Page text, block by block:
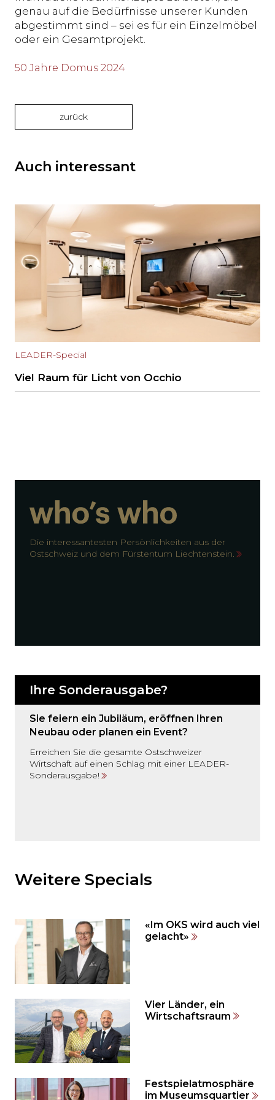
genau auf die Bedürfnisse unserer Kunden
abgestimmt sind – sei es für ein Einzelmöbel
oder ein Gesamtprojekt.
50 Jahre Domus 2024
zurück
Auch interessant
LEADER-Special
Viel Raum für Licht von Occhio
Die interessantesten Persönlichkeiten aus der
Ostschweiz und dem Fürstentum Liechtenstein.
Ihre Sonderausgabe?
Sie feiern ein Jubiläum, eröffnen Ihren
Neubau oder planen ein Event?
Erreichen Sie die gesamte Ostschweizer
Wirtschaft auf einen Schlag mit einer LEADER-
Sonderausgabe!
den
Inhalt
auslassen
und
direkt
springen?
Weitere Specials
«Im OKS wird auch viel
gelacht»
Vier Länder, ein
Wirtschaftsraum
Festspielatmosphäre
im Museumsquartier